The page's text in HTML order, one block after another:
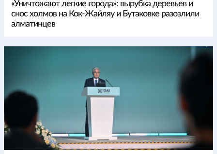
«Уничтожают легкие города»: вырубка деревьев и
снос холмов на Кок-Жайляу и Бутаковке разозлили
алматинцев